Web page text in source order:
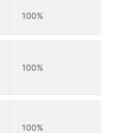
100%
100%
100%